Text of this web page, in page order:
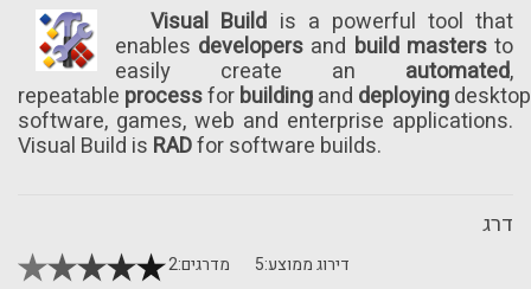
Visual Build is a powerful tool that
enables developers and build mastersto
easily create an automated,
repeatable processforbuildingand deployingdesktop
software, games, web and enterprise applications.
Visual Build is RADfor software builds.
דרג
דירוג ממוצע:5 מדרגים:2